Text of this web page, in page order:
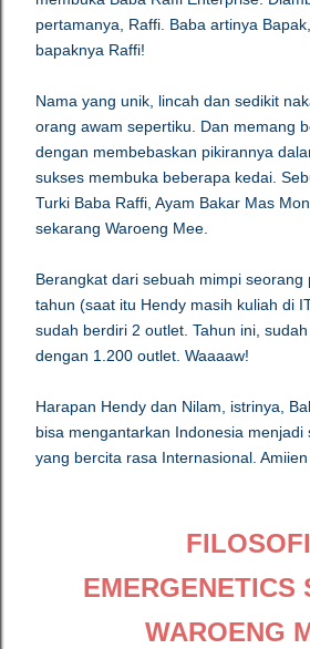
pertamanya, Raffi. Baba artinya
bapaknya Raffi!
Nama yang unik, lincah dan sedikit
orang awam sepertiku. Dan memang
dengan membebaskan pikirannya
sukses membuka beberapa kedai.
Turki Baba Raffi, Ayam Bakar Mas
sekarang Waroeng Mee.
Berangkat dari sebuah mimpi seorang
tahun (saat itu Hendy masih kuliah di
sudah berdiri 2 outlet. Tahun ini,
dengan 1.200 outlet. Waaaaw!
Harapan Hendy dan Nilam, istrinya,
bisa mengantarkan Indonesia menjadi
yang bercita rasa Internasional. Amiien
FILOSOFI
EMERGENETICS
WAROENG